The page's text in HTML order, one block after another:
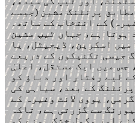
پرنٹنگ مشین (جیسے
کے انتخاب کے ساتھ۔
ہوتا ہے، جہاں ٹیپ مشین
میں اسکرین، ڈیجیٹل، یا
جیسی تکنیکوں کے ذریعے
جس میں ایک مستقل، اعلیٰ
لیے رفتار اور دباؤ کو
کے بعد، سیاہی کی
یووی لائٹ وغیرہ کے
سے گزرتی ہے، تاکہ
اور مکمل خشک ہونے کو